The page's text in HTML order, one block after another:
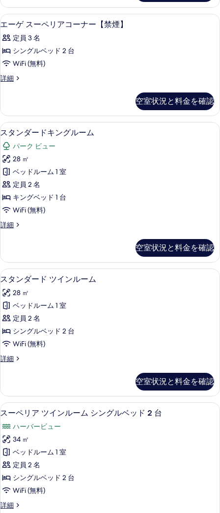
細
エ
ー
ゲ
ス
ペ
ア
コ
ー
ナ
ー
【禁
煙】
の
す
べ
写
真
を
表
示
す
る
セーフティボックス (室内)、遮光カ
1
エーゲ スーペリアコーナー【禁煙】
定員 3 名
シングルベッド 2 台
WiFi (無料)
詳細
エ
ー
ペ
リ
ア
コ
ー
ナ
ー
【禁
煙】
の
詳
細
空室状況と料金を確認
ス
タ
ン
ダ
ー
ド
キ
グ
ー
ム
の
す
べ
て
の
写
真
示
す
る
スタンダードキングルーム | セーフ
4
スタンダードキングルーム
パーク ビュー
28 ㎡
ベッドルーム 1 室
定員 2 名
キングベッド 1 台
WiFi (無料)
詳細
ス
ー
ド
キ
グ
ル
ー
ム
の
詳
細
空室状況と料金を確認
ス
タ
ン
ダ
ー
ド
イ
ル
ー
ム
の
す
べ
て
の
写
真
スタンダード ツインルーム | セーフ
4
スタンダード ツインルーム
28 ㎡
ベッドルーム 1 室
定員 2 名
シングルベッド 2 台
WiFi (無料)
詳細
ス
ー
ド
ツ
ン
ル
ー
ム
の
詳
細
空室状況と料金を確認
ス
ペ
リ
ア
ツ
イ
ル
セーフティボックス (室内)、遮光カ
4
スーペリア ツインルーム シングルベッド 2 台
ハーバービュー
34 ㎡
ベッドルーム 1 室
定員 2 名
シングルベッド 2 台
WiFi (無料)
詳細
ス